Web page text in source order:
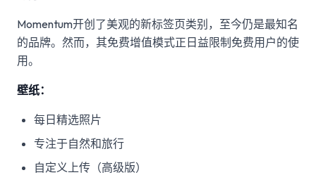
Momentum开创了美观的新标签页类别，至今仍是最知名
的品牌。然而，其免费增值模式正日益限制免费用户的使
用。
壁纸：
每日精选照片
专注于自然和旅行
自定义上传（高级版）